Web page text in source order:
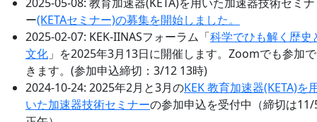
ー(KETAセミナー)の募集を開始しました。
2025-02-07: KEK-IINASフォーラム「科学でひも解く歴史
文化 」を2025年3月13日に開催します。Zoomでも参加で
きます。(参加申込締切：3/12 13時)
2024-10-24: 2025年2月と3月のKEK 教育加速器(KETA)を
いた加速器技術セミナーの参加申込を受付中（締切は11/